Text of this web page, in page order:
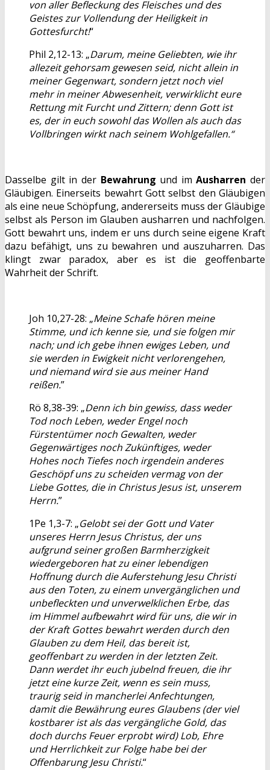
von aller Befleckung des Fleisches und des
Geistes zur Vollendung der Heiligkeit in
Gottesfurcht!“
Phil 2,12-13: „Darum, meine Geliebten, wie ihr
allezeit gehorsam gewesen seid, nicht allein in
meiner Gegenwart, sondern jetzt noch viel
mehr in meiner Abwesenheit, verwirklicht eure
Rettung mit Furcht und Zittern; denn Gott ist
es, der in euch sowohl das Wollen als auch das
Vollbringen wirkt nach seinem Wohlgefallen.“
Dasselbe gilt in der Bewahrung und imAusharren der
Gläubigen. Einerseits bewahrt Gott selbst den Gläubigen
als eine neue Schöpfung, andererseits muss der Gläubige
selbst als Person im Glauben ausharren und nachfolgen.
Gott bewahrt uns, indem er uns durch seine eigene Kraft
dazu befähigt, uns zu bewahren und auszuharren. Das
klingt zwar paradox, aber es ist die geoffenbarte
Wahrheit der Schrift.
Joh 10,27-28: „Meine Schafe hören meine
Stimme, und ich kenne sie, und sie folgen mir
nach; und ich gebe ihnen ewiges Leben, und
sie werden in Ewigkeit nicht verlorengehen,
und niemand wird sie aus meiner Hand
reißen.”
Rö 8,38-39: „Denn ich bin gewiss, dass weder
Tod noch Leben, weder Engel noch
Fürstentümer noch Gewalten, weder
Gegenwärtiges noch Zukünftiges, weder
Hohes noch Tiefes noch irgendein anderes
Geschöpf uns zu scheiden vermag von der
Liebe Gottes, die in Christus Jesus ist, unserem
Herrn.”
1Pe 1,3-7: „Gelobt sei der Gott und Vater
unseres Herrn Jesus Christus, der uns
aufgrund seiner großen Barmherzigkeit
wiedergeboren hat zu einer lebendigen
Hoffnung durch die Auferstehung Jesu Christi
aus den Toten, zu einem unvergänglichen und
unbefleckten und unverwelklichen Erbe, das
im Himmel aufbewahrt wird für uns, die wir in
der Kraft Gottes bewahrt werden durch den
Glauben zu dem Heil, das bereit ist,
geoffenbart zu werden in der letzten Zeit.
Dann werdet ihr euch jubelnd freuen, die ihr
jetzt eine kurze Zeit, wenn es sein muss,
traurig seid in mancherlei Anfechtungen,
damit die Bewährung eures Glaubens (der viel
kostbarer ist als das vergängliche Gold, das
doch durchs Feuer erprobt wird) Lob, Ehre
und Herrlichkeit zur Folge habe bei der
Offenbarung Jesu Christi.“